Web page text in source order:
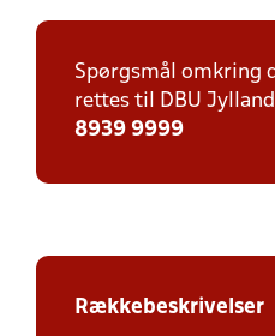
Spørgsmål omkring
rettes til DBU
8939 9999
Rækkebeskrivelser